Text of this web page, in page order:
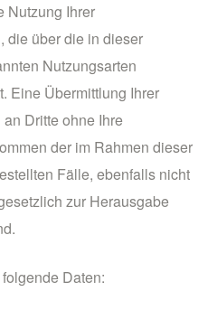
Nutzung Ihrer
die über die in dieser
Nutzungsarten
Eine Übermittlung Ihrer
Dritte ohne Ihre
der im Rahmen dieser
Fälle, ebenfalls nicht
zur Herausgabe
Daten: